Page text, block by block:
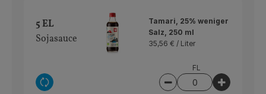
5 EL
Sojasauce
Auswahl ändern
Tamari, 25% weniger
Salz, 250 ml
35,56 € / Liter
FL
Artikelanzahl